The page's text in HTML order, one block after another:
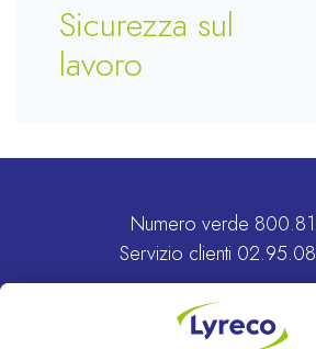
Sicurezza sul
lavoro
Numero verde
Servizio clienti
Vai al sito Lyreco